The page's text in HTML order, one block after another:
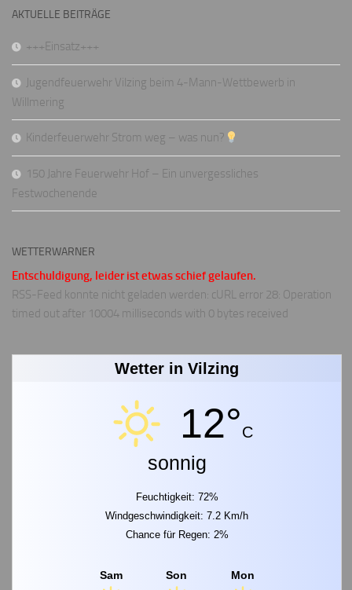
AKTUELLE BEITRÄGE
+++Einsatz+++
Jugendfeuerwehr Vilzing beim 4-Mann-Wettbewerb in
Willmering
Kinderfeuerwehr Strom weg – was nun?
150 Jahre Feuerwehr Hof – Ein unvergessliches
Festwochenende
WETTERWARNER
Entschuldigung, leider ist etwas schief gelaufen.
RSS-Feed konnte nicht geladen werden: cURL error 28: Operation
timed out after 10004 milliseconds with 0 bytes received
Wetter in Vilzing
12°C
sonnig
Feuchtigkeit: 72%
Windgeschwindigkeit: 7.2 Km/h
Chance für Regen: 2%
Sam Son Mon